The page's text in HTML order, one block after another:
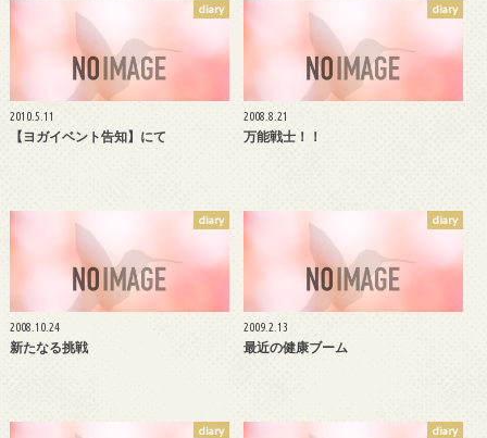
diary
2010.5.11
【ヨガイベント告知】にて
diary
2008.8.21
万能戦士！！
diary
2008.10.24
新たなる挑戦
diary
2009.2.13
最近の健康ブーム
diary diary